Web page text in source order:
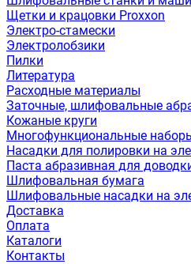
Щетки и крацовки Proxxon
Электро-стамески
Электролобзики
Пилки
Литература
Расходные материалы
Заточные, шлифовальные
Кожаные круги
Многофункциональные
Насадки для полировки на
Паста абразивная для
Шлифовальная бумага
Шлифовальные насадки на
Доставка
Оплата
Каталоги
Контакты